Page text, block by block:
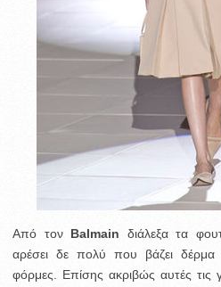
Από τον Balmain διάλεξα τα
αρέσει δε πολύ που βάζει
φόρμες. Επίσης ακριβώς αυτές τις